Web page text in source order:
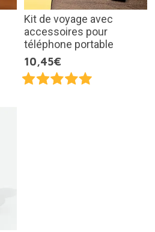
Kit de voyage avec
accessoires pour
téléphone portable
10,45€